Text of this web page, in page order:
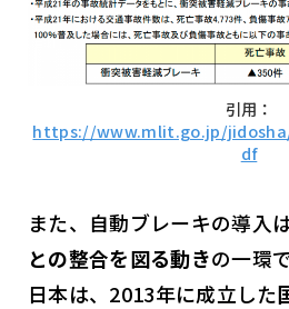
引用：
https://www.mlit.go.jp/
df
また、自動ブレーキの導入
との整合を図る動きの一環
日本は、2013年に成立した